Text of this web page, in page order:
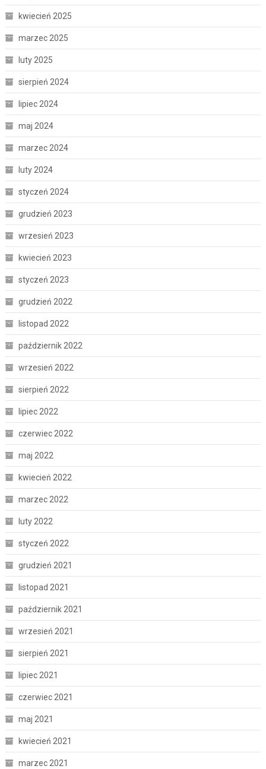
kwiecień 2025
marzec 2025
luty 2025
sierpień 2024
lipiec 2024
maj 2024
marzec 2024
luty 2024
styczeń 2024
grudzień 2023
wrzesień 2023
kwiecień 2023
styczeń 2023
grudzień 2022
listopad 2022
październik 2022
wrzesień 2022
sierpień 2022
lipiec 2022
czerwiec 2022
maj 2022
kwiecień 2022
marzec 2022
luty 2022
styczeń 2022
grudzień 2021
listopad 2021
październik 2021
wrzesień 2021
sierpień 2021
lipiec 2021
czerwiec 2021
maj 2021
kwiecień 2021
marzec 2021